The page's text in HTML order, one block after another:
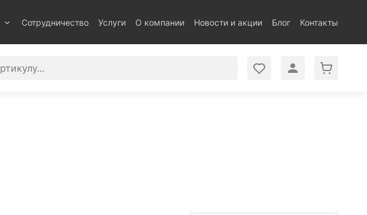
Сотрудничество Услуги О компании Новости и акции Блог Контакты